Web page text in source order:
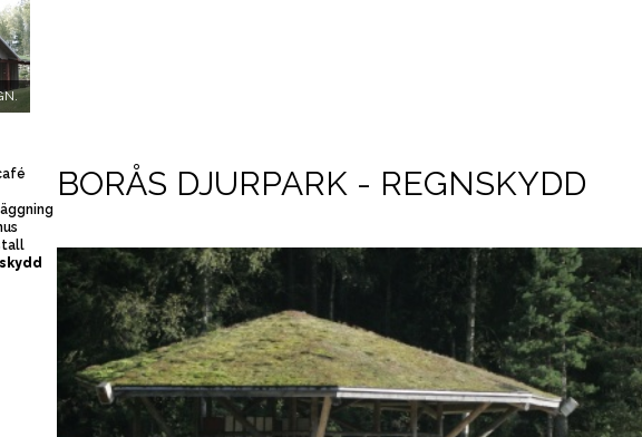
BORÅS DJURPARK - REGNSKYDD